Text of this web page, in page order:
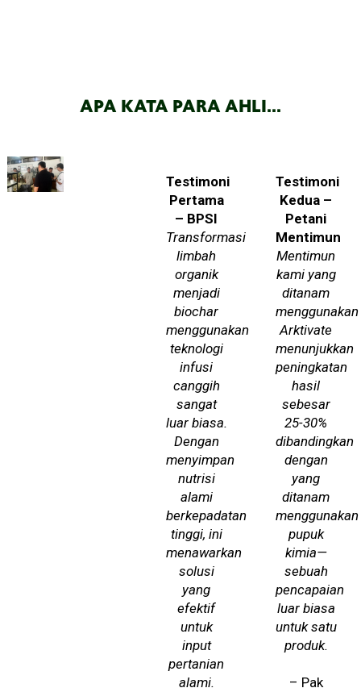
APA KATA PARA AHLI...
Testimoni
Pertama
– BPSI
Transformasi
limbah
organik
menjadi
biochar
menggunakan
teknologi
infusi
canggih
sangat
luar biasa.
Dengan
menyimpan
nutrisi
alami
berkepadatan
tinggi, ini
menawarkan
solusi
yang
efektif
untuk
input
pertanian
alami.
Testimoni
Kedua –
Petani
Mentimun
Mentimun
kami yang
ditanam
menggunakan
Arktivate
menunjukkan
peningkatan
hasil
sebesar
25-30%
dibandingkan
dengan
yang
ditanam
menggunakan
pupuk
kimia—
sebuah
pencapaian
luar biasa
untuk satu
produk.
– Pak